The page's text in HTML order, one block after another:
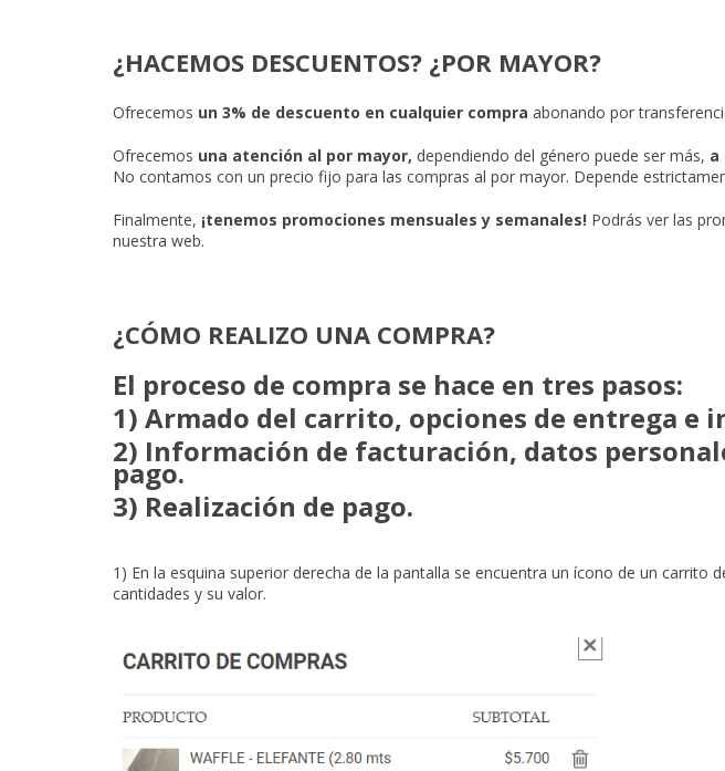
¿HACEMOS DESCUENTOS? ¿POR MAYOR?
Ofrecemos un 3% de descuento en cualquier compra abonando por
Ofrecemos una atención al por mayor, dependiendo del género puede ser más, a
No contamos con un precio fijo para las compras al por mayor. Depende
Finalmente, ¡tenemos promociones mensuales y semanales! Podrás ver las
nuestra web.
¿CÓMO REALIZO UNA COMPRA?
El proceso de compra se hace en tres pasos:​
1) Armado del carrito, opciones de entrega e
2) Información de facturación, datos
pago.
3) Realización de pago.
1) En la esquina superior derecha de la pantalla se encuentra un ícono de un
cantidades y su valor.